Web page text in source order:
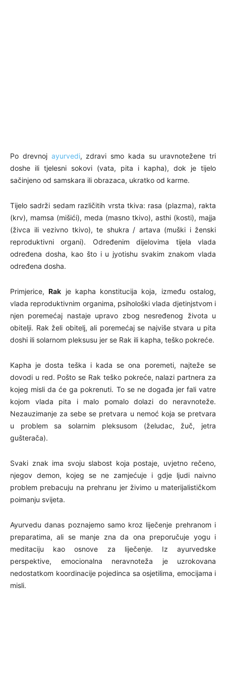
Po drevnoj ayurvedi, zdravi smo kada su uravnotežene tri
doshe ili tjelesni sokovi (vata, pita i kapha), dok je tijelo
sačinjeno od samskara ili obrazaca, ukratko od karme.
Tijelo sadrži sedam različitih vrsta tkiva: rasa (plazma), rakta
(krv), mamsa (mišići), meda (masno tkivo), asthi (kosti), majja
(živca ili vezivno tkivo), te shukra / artava (muški i ženski
reproduktivni organi). Određenim dijelovima tijela vlada
određena dosha, kao što i u jyotishu svakim znakom vlada
određena dosha.
Primjerice,Rak je kapha konstitucija koja, između ostalog,
vlada reproduktivnim organima, psihološki vlada djetinjstvom i
njen poremećaj nastaje upravo zbog nesređenog života u
obitelji. Rak želi obitelj, ali poremećaj se najviše stvara u pita
doshi ili solarnom pleksusu jer se Rak ili kapha, teško pokreće.
Kapha je dosta teška i kada se ona poremeti, najteže se
dovodi u red. Pošto se Rak teško pokreće, nalazi partnera za
kojeg misli da će ga pokrenuti. To se ne događa jer fali vatre
kojom vlada pita i malo pomalo dolazi do neravnoteže.
Nezauzimanje za sebe se pretvara u nemoć koja se pretvara
u problem sa solarnim pleksusom (želudac, žuč, jetra
gušterača).
Svaki znak ima svoju slabost koja postaje, uvjetno rečeno,
njegov demon, kojeg se ne zamjećuje i gdje ljudi naivno
problem prebacuju na prehranu jer živimo u materijalističkom
poimanju svijeta.
Ayurvedu danas poznajemo samo kroz liječenje prehranom i
preparatima, ali se manje zna da ona preporučuje yogu i
meditaciju kao osnove za liječenje. Iz ayurvedske
perspektive, emocionalna neravnoteža je uzrokovana
nedostatkom koordinacije pojedinca sa osjetilima, emocijama i
misli.